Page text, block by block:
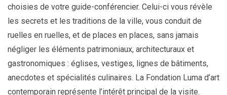
choisies de votre guide-conférencier. Celui-ci vous révèle
les secrets et les traditions de la ville, vous conduit de
ruelles en ruelles, et de places en places, sans jamais
négliger les éléments patrimoniaux, architecturaux et
gastronomiques : églises, vestiges, lignes de bâtiments,
anecdotes et spécialités culinaires. La Fondation Luma d’art
contemporain représente l’intérêt principal de la visite.